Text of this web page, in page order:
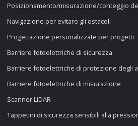
Posizionamento/misurazione/conteggio
Navigazione per evitare gli ostacoli
Progettazione personalizzate per progetti
Barriere fotoelettriche di sicurezza
Barriere fotoelettriche di protezione degli
Barriere fotoelettriche di misurazione
Scanner LiDAR
Tappetini di sicurezza sensibili alla